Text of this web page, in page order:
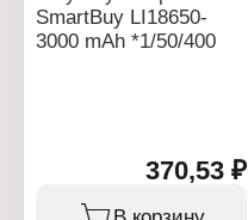
SmartBuy LI18650-
3000 mAh *1/50/400
370,53 ₽